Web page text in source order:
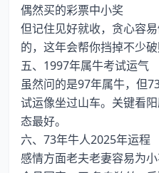
偶然买的彩票中小奖
但记住见好就收，贪心容
的，这年会帮你挡掉不少破
五、1997年属牛考试运气
虽然问的是97年属牛，但
试运像坐过山车。关键看
态最好。
六、73年牛人2025年运程
感情方面老夫老妻容易为